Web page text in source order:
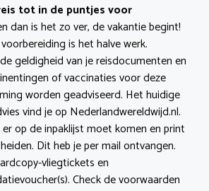
tot in de puntjes voor
dan is het zo ver, de vakantie begint!
is het halve werk.
geldigheid van je reisdocumenten en
of vaccinaties voor deze
worden geadviseerd. Het huidige
vind je op Nederlandwereldwijd.nl.
op de inpaklijst moet komen en print
Dit heb je per mail ontvangen.
vliegtickets en
Check de voorwaarden